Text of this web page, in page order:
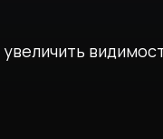
увеличить